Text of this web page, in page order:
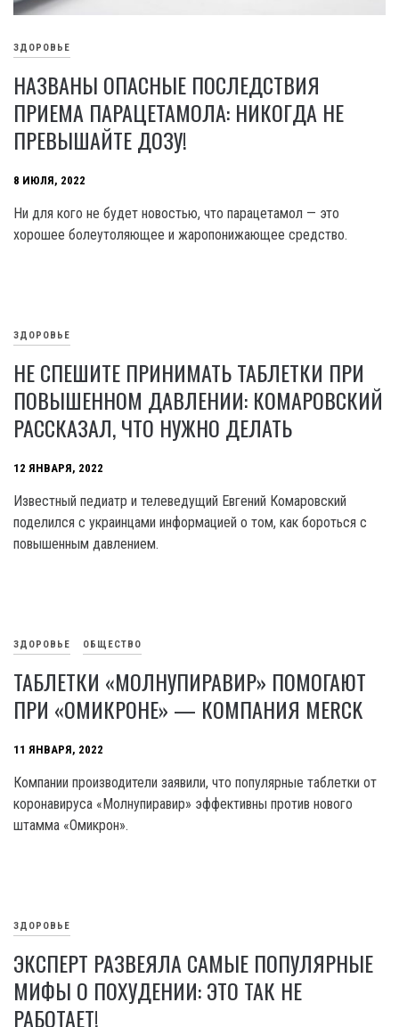
ЗДОРОВЬЕ
НАЗВАНЫ ОПАСНЫЕ ПОСЛЕДСТВИЯ
ПРИЕМА ПАРАЦЕТАМОЛА: НИКОГДА НЕ
ПРЕВЫШАЙТЕ ДОЗУ!
8 ИЮЛЯ, 2022
Ни для кого не будет новостью, что парацетамол — это
хорошее болеутоляющее и жаропонижающее средство.
ЗДОРОВЬЕ
НЕ СПЕШИТЕ ПРИНИМАТЬ ТАБЛЕТКИ ПРИ
ПОВЫШЕННОМ ДАВЛЕНИИ: КОМАРОВСКИЙ
РАССКАЗАЛ, ЧТО НУЖНО ДЕЛАТЬ
12 ЯНВАРЯ, 2022
Известный педиатр и телеведущий Евгений Комаровский
поделился с украинцами информацией о том, как бороться с
повышенным давлением.
ЗДОРОВЬЕ ОБЩЕСТВО
ТАБЛЕТКИ «МОЛНУПИРАВИР» ПОМОГАЮТ
ПРИ «ОМИКРОНЕ» — КОМПАНИЯ MERCK
11 ЯНВАРЯ, 2022
Компании производители заявили, что популярные таблетки от
коронавируса «Молнупиравир» эффективны против нового
штамма «Омикрон».
ЗДОРОВЬЕ
ЭКСПЕРТ РАЗВЕЯЛА САМЫЕ ПОПУЛЯРНЫЕ
МИФЫ О ПОХУДЕНИИ: ЭТО ТАК НЕ
РАБОТАЕТ!